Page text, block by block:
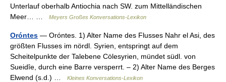
Unterlauf oberhalb Antiochia nach SW. zum Mittelländischen
Meer… …
Meyers Großes Konversations-Lexikon
Oróntes — Oróntes. 1) Alter Name des Flusses Nahr el Asi, des
größten Flusses im nördl. Syrien, entspringt auf dem
Scheitelpunkte der Talebene Cölesyrien, mündet südl. von
Sueidîe, durch eine Barre versperrt. – 2) Alter Name des Berges
Elwend (s.d.) …
Kleines Konversations-Lexikon